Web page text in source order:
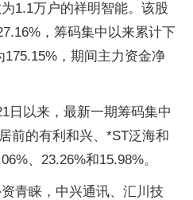
1.1万户的祥明智能。该股
，筹码集中以来累计下
，期间主力资金净
日以来，最新一期筹码集中
前的有利和兴、*ST泛海和
、23.26%和15.98%。
青睐，中兴通讯、汇川技